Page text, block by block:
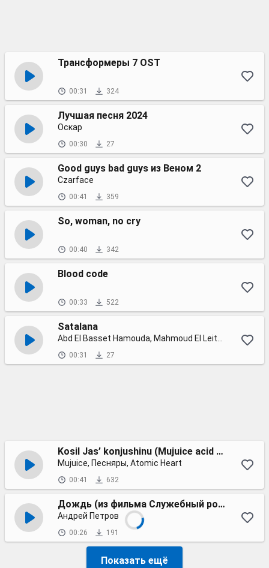
Трансформеры 7 OST
00:31 324
Лучшая песня 2024
Оскар
00:30 27
Good guys bad guys из Веном 2
Czarface
00:41 359
So, woman, no cry
00:40 342
Blood code
00:33 522
Satalana
00:31 27
Kosil Jas’ konjushinu (Mujuice acid rework)
Mujuice, Песняры, Atomic Heart
00:41 632
Дождь (из фильма Служебный роман)
Андрей Петров
00:26 191
Показать ещё